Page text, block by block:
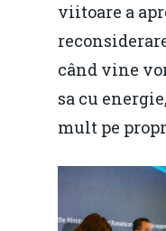
viitoare a
când vine
sa cu
mult pe